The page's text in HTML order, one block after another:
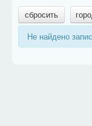
сбросить
Не найдено